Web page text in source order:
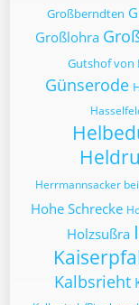
Großberndten
Großlohra
Gutshof von
Günserode
Herrmannsacker
Hohe Schrecke
Holzsußra
Kalbsrieht